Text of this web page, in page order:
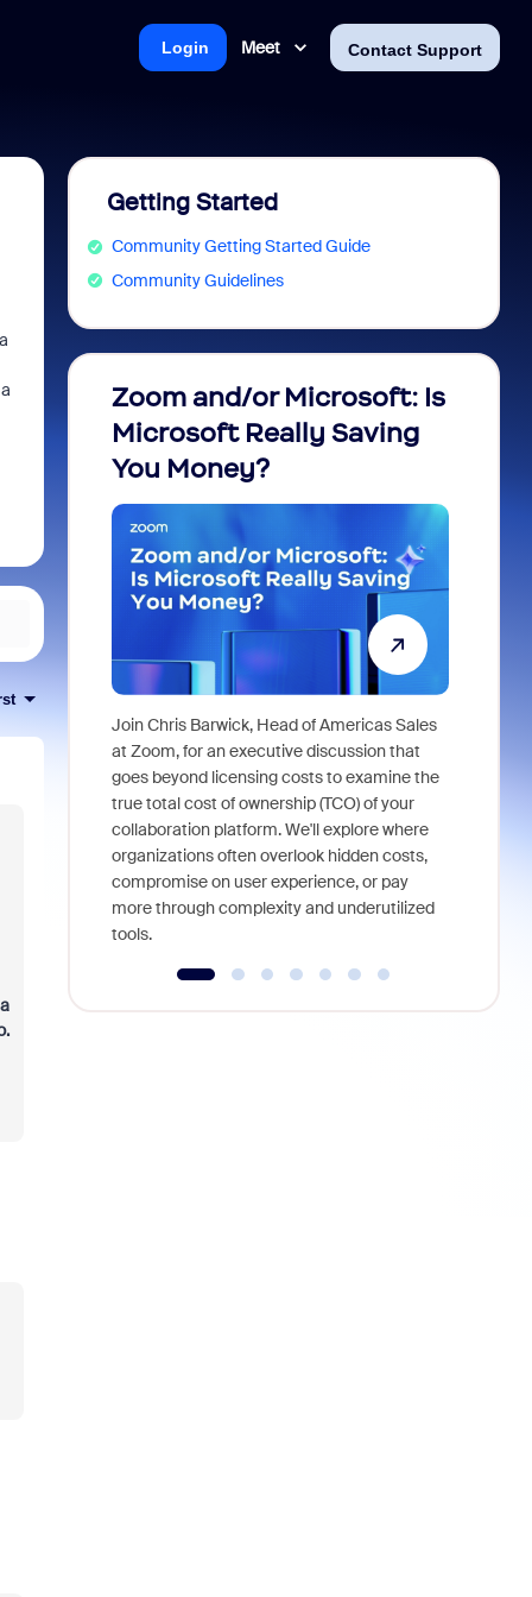
Meet Contact Support
Login
Getting Started
Community Getting Started Guide
Community Guidelines
Zoom and/or Microsoft: Is
Microsoft Really Saving
You Money?
Join Chris Barwick, Head of Americas Sales
at Zoom, for an executive discussion that
goes beyond licensing costs to examine the
true total cost of ownership (TCO) of your
collaboration platform. We'll explore where
organizations often overlook hidden costs,
compromise on user experience, or pay
more through complexity and underutilized
tools.